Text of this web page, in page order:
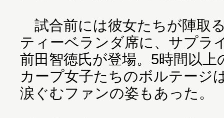
試合前には彼女たちが陣取
ティーベランダ席に、サプラ
前田智徳氏が登場。5時間以
カープ女子たちのボルテージ
涙ぐむファンの姿もあった。